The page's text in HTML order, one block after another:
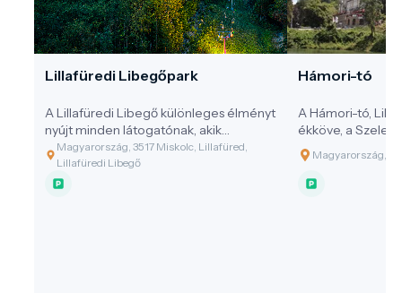
Lillafüredi Libegőpark
A Lillafüredi Libegő különleges élményt
nyújt minden látogatónak, akik
szeretnék felfedezni a Bükk hegység
szépségeit a magasból.
Magyarország, 3517 Miskolc, Lillafüred,
Lillafüredi Libegő
Hámori-tó
A Hámori-tó,
ékköve, a
úton közelíthető
Magyarország,